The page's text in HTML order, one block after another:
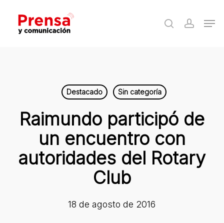
main
search
Destacado Sin categoría
Raimundo participó de
un encuentro con
autoridades del Rotary
Club
18 de agosto de 2016